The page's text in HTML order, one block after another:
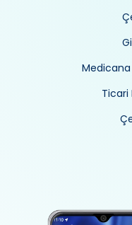
Medicana
Ticari